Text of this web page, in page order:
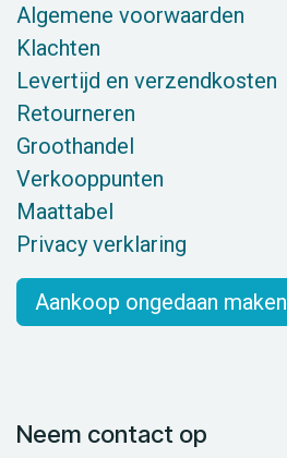
Algemene voorwaarden
Klachten
Levertijd en verzendkosten
Retourneren
Groothandel
Verkooppunten
Maattabel
Privacy verklaring
Aankoop ongedaan maken
Neem contact op